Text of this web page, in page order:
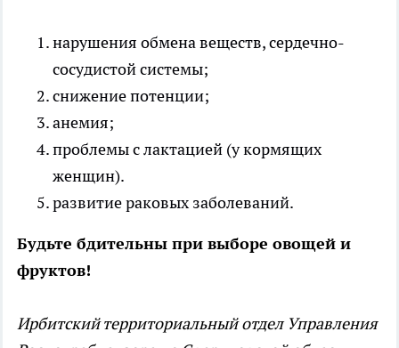
нарушения обмена веществ, сердечно-
сосудистой системы;
снижение потенции;
анемия;
проблемы с лактацией (у кормящих
женщин).
развитие раковых заболеваний.
Будьте бдительны при выборе овощей и
фруктов!
Ирбитский территориальный отдел Управления